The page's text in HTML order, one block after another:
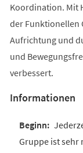
Koordination. Mit
der Funktionellen
Aufrichtung und
und
verbessert.
Informationen
Gruppe ist sehr